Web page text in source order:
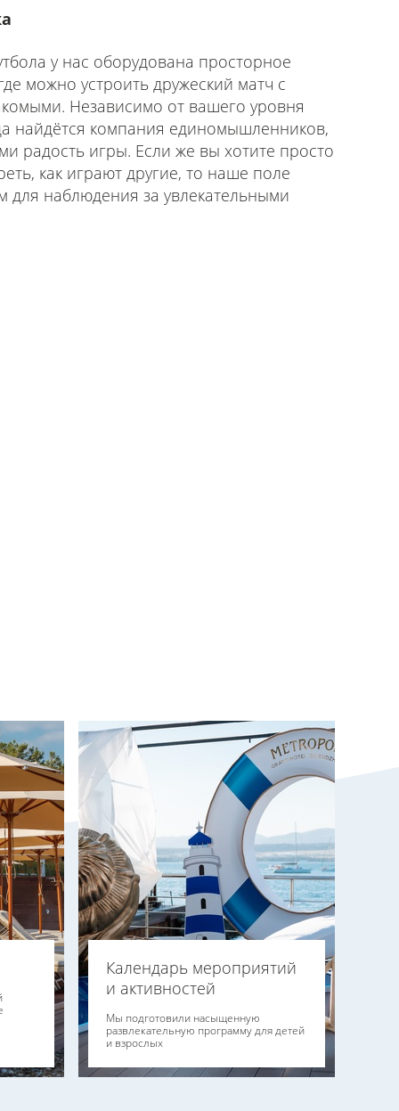
у нас оборудована просторное
можно устроить дружеский матч с
Независимо от вашего уровня
найдётся компания единомышленников,
радость игры. Если же вы хотите просто
как играют другие, то наше поле
для наблюдения за увлекательными
Календарь мероприятий
и активностей
Мы подготовили насыщенную
развлекательную программу для детей
и взрослых